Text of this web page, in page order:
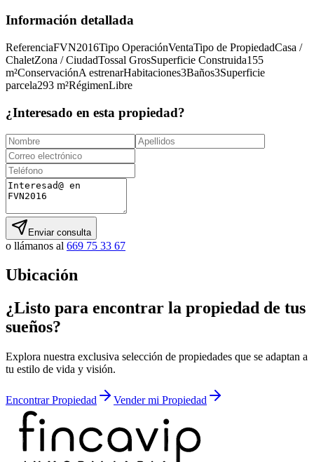
Información detallada
ReferenciaFVN2016Tipo OperaciónVentaTipo de PropiedadCasa /
ChaletZona / CiudadTossal GrosSuperficie Construida155
m²ConservaciónA estrenarHabitaciones3Baños3Superficie
parcela293 m²RégimenLibre
¿Interesado en esta propiedad?
Enviar consulta
o llámanos al 669 75 33 67
Ubicación
¿Listo para encontrar la propiedad de tus
sueños?
Explora nuestra exclusiva selección de propiedades que se adaptan a
tu estilo de vida y visión.
Encontrar Propiedad Vender mi Propiedad